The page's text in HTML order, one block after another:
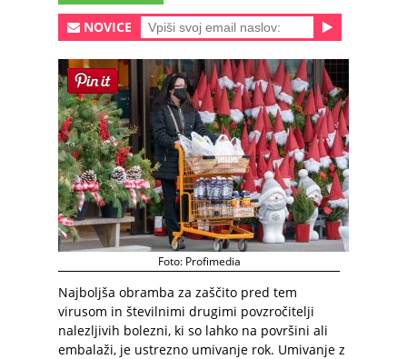
NOVICE
Foto: Profimedia
Najboljša obramba za zaščito pred tem
virusom in številnimi drugimi povzročitelji
nalezljivih bolezni, ki so lahko na površini ali
embalaži, je ustrezno umivanje rok. Umivanje z